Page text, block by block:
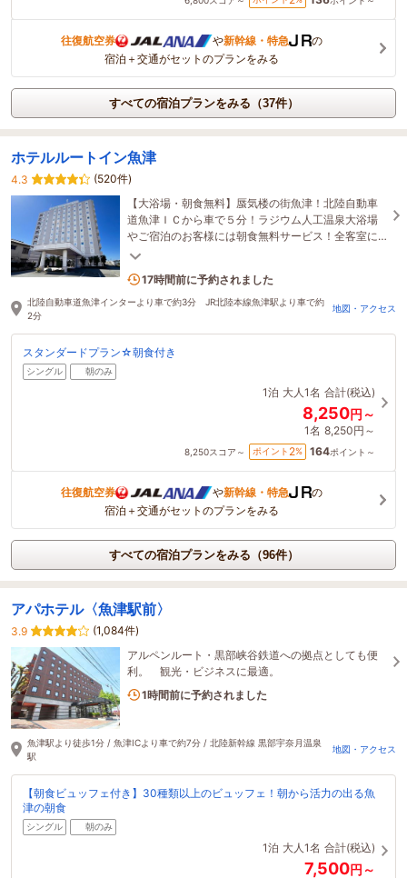
往復航空券 や新幹線・特急
の
宿泊＋交通がセットのプランをみる
すべての宿泊プランをみる（37件）
ホテルルートイン魚津
4.3
(520件)
【大浴場・朝食無料】蜃気楼の街魚津！北陸自動車
道魚津ＩＣから車で５分！ラジウム人工温泉大浴場
やご宿泊のお客様には朝食無料サービス！全客室に
て〔Wi-Fi・LAN接続〕共にご利用いただけます。
1名がこの宿を見ています
17時間前に予約されました
北陸自動車道魚津インターより車で約3分 JR北陸本線魚津駅より車で約
2分
地図・アクセス
スタンダードプラン☆朝食付き
シングル 朝のみ
1泊 大人1名 合計(税込)
8,250円～
1名 8,250円～
8,250スコア～ ポイント 2% 164ポイント～
往復航空券 や新幹線・特急
の
宿泊＋交通がセットのプランをみる
すべての宿泊プランをみる（96件）
アパホテル〈魚津駅前〉
3.9
(1,084件)
アルペンルート・黒部峡谷鉄道への拠点としても便
利。 観光・ビジネスに最適。
2名がこの宿を見ています
魚津駅より徒歩1分 / 魚津ICより車で約7分 / 北陸新幹線 黒部宇奈月温泉
駅
地図・アクセス
【朝食ビュッフェ付き】30種類以上のビュッフェ！朝から活力の出る魚
津の朝食
シングル 朝のみ
1泊 大人1名 合計(税込)
7,500円～